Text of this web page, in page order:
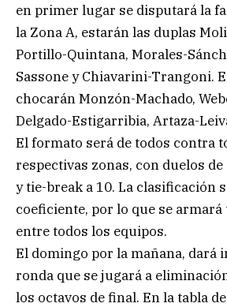
en primer lugar se disputará la
la Zona A, estarán las duplas
Portillo-Quintana, Morales-
Sassone y Chiavarini-Trangoni.
chocarán Monzón-Machado,
Delgado-Estigarribia, Artaza-
El formato será de todos contra
respectivas zonas, con duelos
y tie-break a 10. La clasificación
coeficiente, por lo que se
entre todos los equipos.
El domingo por la mañana, dará
ronda que se jugará a
los octavos de final. En la tabla